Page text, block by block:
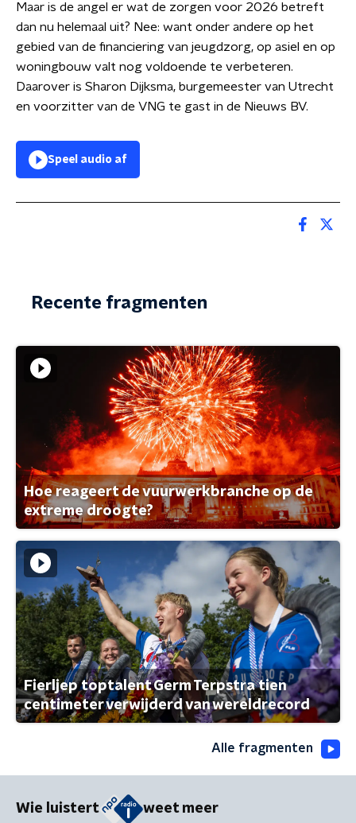
Maar is de angel er wat de zorgen voor 2026 betreft
dan nu helemaal uit? Nee: want onder andere op het
gebied van de financiering van jeugdzorg, op asiel en op
woningbouw valt nog voldoende te verbeteren.
Daarover is Sharon Dijksma, burgemeester van Utrecht
en voorzitter van de VNG te gast in de Nieuws BV.
Speel audio af
Recente fragmenten
Hoe reageert de vuurwerkbranche op de
extreme droogte?
Fierljep toptalent Germ Terpstra tien
centimeter verwijderd van wereldrecord
Alle fragmenten
Wie luistert weet meer